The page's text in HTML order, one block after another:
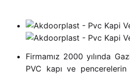
Firmamız 2000 yılında
PVC kapı ve